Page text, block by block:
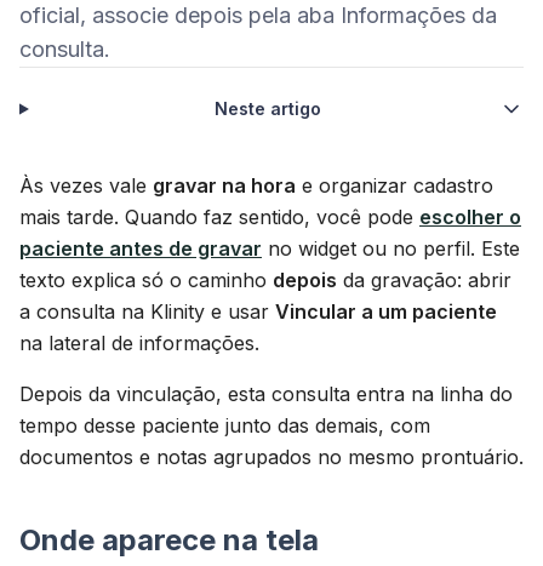
oficial, associe depois pela aba Informações da
consulta.
Neste artigo
Às vezes vale gravar na hora e organizar cadastro
mais tarde. Quando faz sentido, você pode escolher o
paciente antes de gravar no widget ou no perfil. Este
texto explica só o caminho depois da gravação: abrir
a consulta na Klinity e usar Vincular a um paciente
na lateral de informações.
Depois da vinculação, esta consulta entra na linha do
tempo desse paciente junto das demais, com
documentos e notas agrupados no mesmo prontuário.
Onde aparece na tela